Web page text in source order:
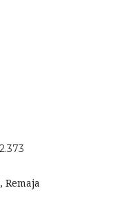
Remaja